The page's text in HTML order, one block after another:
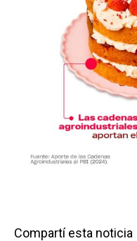
Compartí esta noticia